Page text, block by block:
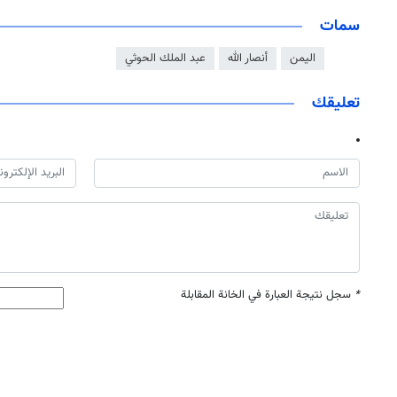
سمات
اليمن أنصار الله عبد الملك الحوثي
تعليقك
* سجل نتيجة العبارة في الخانة المقابلة